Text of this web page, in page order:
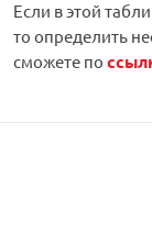
Если в этой
то определить
сможете по